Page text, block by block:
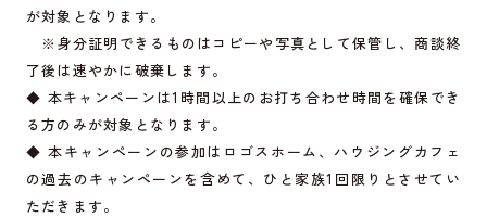
が対象となります。
※身分証明できるものはコピーや写真として保管し、商談終
了後は速やかに破棄します。
◆ 本キャンペーンは1時間以上のお打ち合わせ時間を確保でき
る方のみが対象となります。
◆ 本キャンペーンの参加はロゴスホーム、ハウジングカフェ
の過去のキャンペーンを含めて、ひと家族1回限りとさせてい
ただきます。